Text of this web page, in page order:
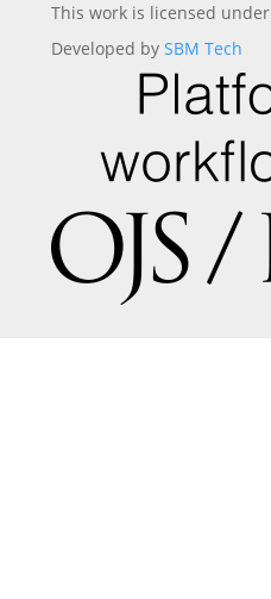
This work is licensed under
Developed by SBM Tech